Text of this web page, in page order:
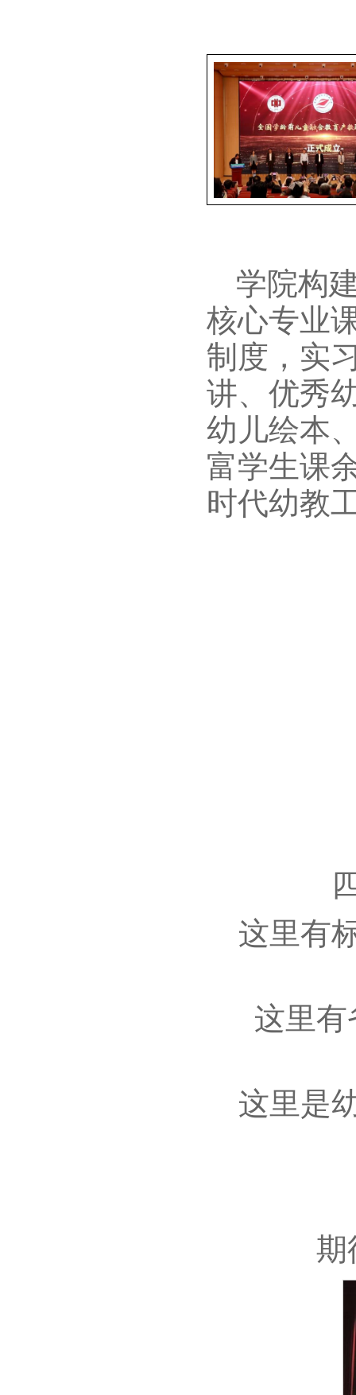
学院构
核心专业
制度，实
讲、优秀
幼儿绘本
富学生课
时代幼教
这里有
这里
这里是
期